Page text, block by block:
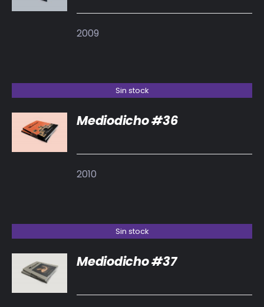
2009
Sin stock
DETALLES
Mediodicho #36
2010
Sin stock
DETALLES
Mediodicho #37